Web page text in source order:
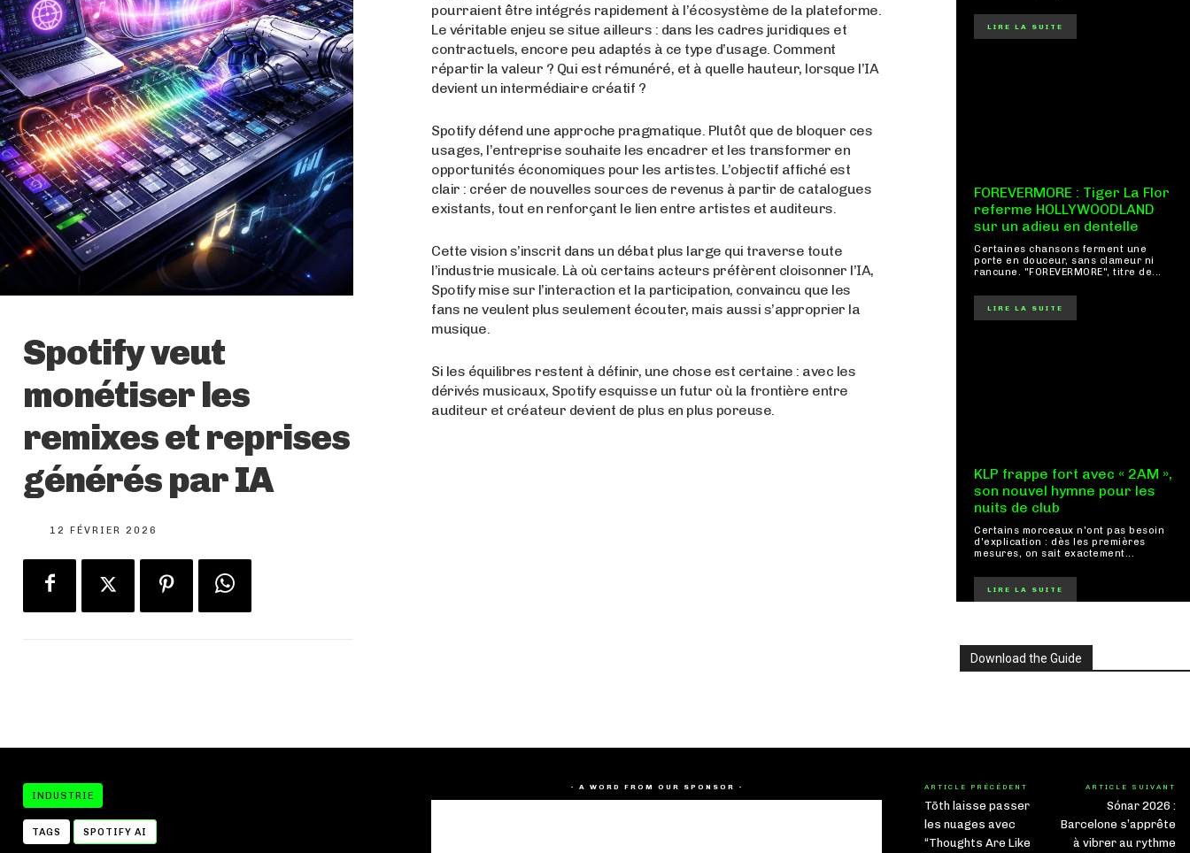
Spotify veut
monétiser les
remixes et reprises
générés par IA
12 FÉVRIER 2026
pourraient être intégrés rapidement à l’écosystème de la plateforme.
Le véritable enjeu se situe ailleurs : dans les cadres juridiques et
contractuels, encore peu adaptés à ce type d’usage. Comment
répartir la valeur ? Qui est rémunéré, et à quelle hauteur, lorsque l’IA
devient un intermédiaire créatif ?
Spotify défend une approche pragmatique. Plutôt que de bloquer ces
usages, l’entreprise souhaite les encadrer et les transformer en
opportunités économiques pour les artistes. L’objectif affiché est
clair : créer de nouvelles sources de revenus à partir de catalogues
existants, tout en renforçant le lien entre artistes et auditeurs.
Cette vision s’inscrit dans un débat plus large qui traverse toute
l’industrie musicale. Là où certains acteurs préfèrent cloisonner l’IA,
Spotify mise sur l’interaction et la participation, convaincu que les
fans ne veulent plus seulement écouter, mais aussi s’approprier la
musique.
Si les équilibres restent à définir, une chose est certaine : avec les
dérivés musicaux, Spotify esquisse un futur où la frontière entre
auditeur et créateur devient de plus en plus poreuse.
LIRE LA SUITE
FOREVERMORE : Tiger La Flor
referme HOLLYWOODLAND
sur un adieu en dentelle
Certaines chansons ferment une
porte en douceur, sans clameur ni
rancune. "FOREVERMORE", titre de...
LIRE LA SUITE
KLP frappe fort avec « 2AM »,
son nouvel hymne pour les
nuits de club
Certains morceaux n'ont pas besoin
d'explication : dès les premières
mesures, on sait exactement...
LIRE LA SUITE
Download the Guide
INDUSTRIE
TAGS SPOTIFY AI
- A WORD FROM OUR SPONSOR - ARTICLE PRÉCÉDENT
Tōth laisse passer
les nuages avec
“Thoughts Are Like
ARTICLE SUIVANT
Sónar 2026 :
Barcelone s’apprête
à vibrer au rythme